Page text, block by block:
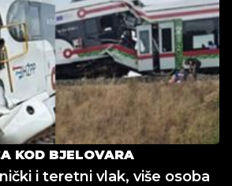
KOD BJELOVARA
i teretni vlak, više osoba